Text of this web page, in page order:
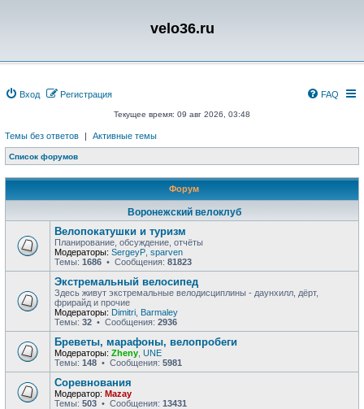
velo36.ru
Вход Регистрация FAQ
Текущее время: 09 авг 2026, 03:48
Темы без ответов | Активные темы
Список форумов
Форум
Воронежский велоклуб
Велопокатушки и туризм
Планирование, обсуждение, отчёты
Модераторы: SergeyP sparven
Темы: 1686 • Сообщения: 81823
Экстремальный велосипед
Здесь живут экстремальные велодисциплины - даунхилл, дёрт,
фрирайд и прочие
Модераторы: Dimitri Barmaley
Темы: 32 • Сообщения: 2936
Бреветы, марафоны, велопробеги
Модераторы: Zheny UNE
Темы: 148 • Сообщения: 5981
Соревнования
Модератор: Mazay
Темы: 503 • Сообщения: 13431